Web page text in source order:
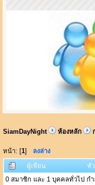
SiamDayNight ห้องหลัก
หน้า: [1] ลงล่าง
ผู้เขียน
หั
0 สมาชิก และ 1 บุคคลทั่วไป กำ